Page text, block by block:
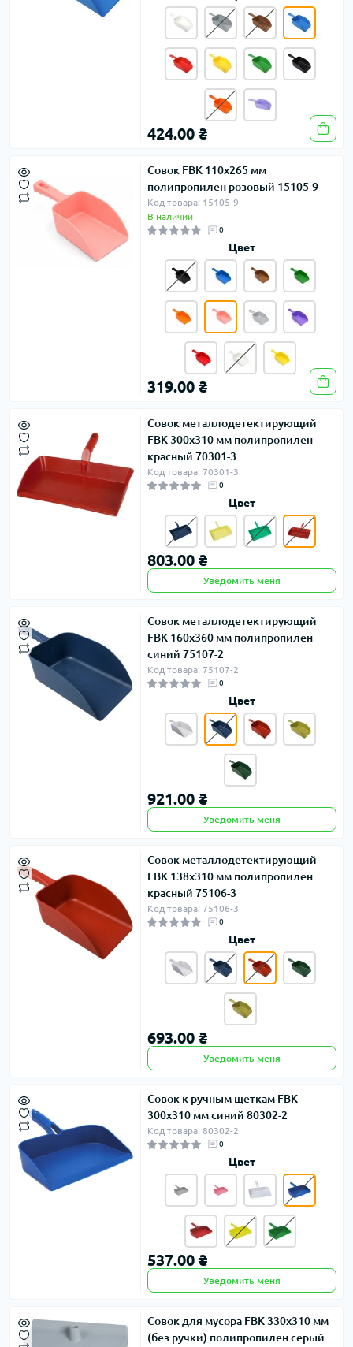
424.00 ₴
Совок FBK 110х265 мм
полипропилен розовый 15105-9
Код товара: 15105-9
В наличии
0
Цвет
319.00 ₴
Совок металлодетектирующий
FBK 300х310 мм полипропилен
красный 70301-3
Код товара: 70301-3
0
Цвет
803.00 ₴
Уведомить меня
Совок металлодетектирующий
FBK 160х360 мм полипропилен
синий 75107-2
Код товара: 75107-2
0
Цвет
921.00 ₴
Уведомить меня
Совок металлодетектирующий
FBK 138х310 мм полипропилен
красный 75106-3
Код товара: 75106-3
0
Цвет
693.00 ₴
Уведомить меня
Совок к ручным щеткам FBK
300x310 мм синий 80302-2
Код товара: 80302-2
0
Цвет
537.00 ₴
Уведомить меня
Совок для мусора FBK 330х310 мм
(без ручки) полипропилен серый